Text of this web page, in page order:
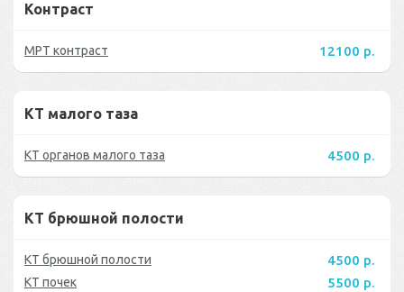
Контраст
МРТ контраст 12100 р.
КТ малого таза
КТ органов малого таза 4500 р.
КТ брюшной полости
КТ брюшной полости 4500 р.
КТ почек 5500 р.